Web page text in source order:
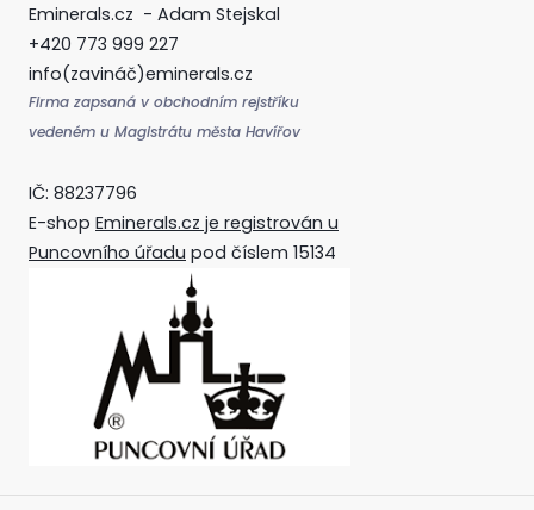
Eminerals.cz - Adam Stejskal
+420 773 999 227
info(zavináč)eminerals.cz
Firma zapsaná v obchodním rejstříku
vedeném u Magistrátu města Havířov
IČ: 88237796
E-shop Eminerals.cz je registrován u
Puncovního úřadu pod číslem 15134